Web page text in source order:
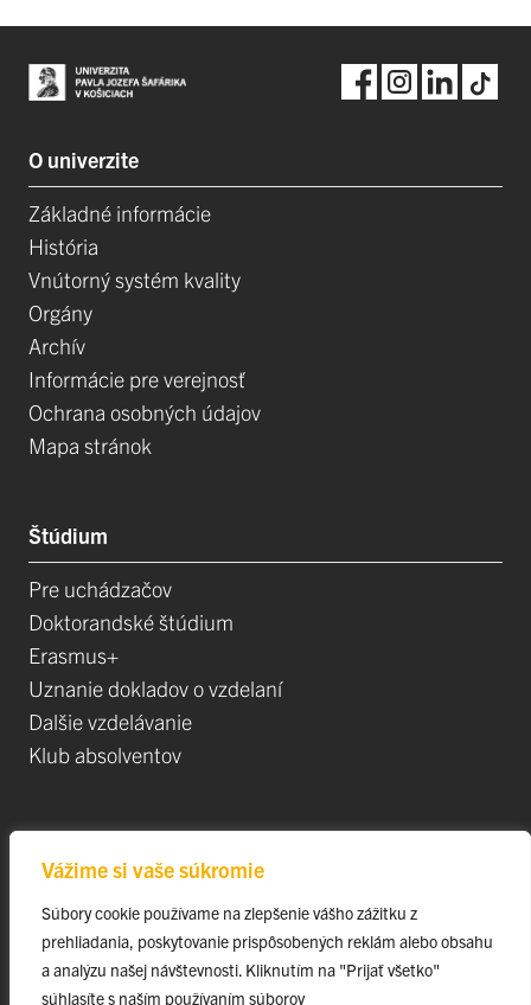
Vážime si vaše súkromie
Súbory cookie používame na zlepšenie vášho zážitku z
prehliadania, poskytovanie prispôsobených reklám alebo obsahu
a analýzu našej návštevnosti. Kliknutím na "Prijať všetko"
súhlasíte s naším používaním súborov
O univerzite
Základné informácie
História
Vnútorný systém kvality
Orgány
Archív
Informácie pre verejnosť
Ochrana osobných údajov
Mapa stránok
Štúdium
Pre uchádzačov
Doktorandské štúdium
Erasmus+
Uznanie dokladov o vzdelaní
Dalšie vzdelávanie
Klub absolventov
Projekty
Špičkové tímy
TIP-UPJŠ